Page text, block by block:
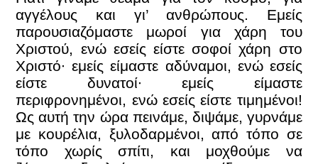
αγγέλους και γι’ ανθρώπους. Εμείς
παρουσιαζόμαστε μωροί για χάρη του
Χριστού, ενώ εσείς είστε σοφοί χάρη στο
Χριστό∙ εμείς είμαστε αδύναμοι, ενώ εσείς
είστε δυνατοί∙ εμείς είμαστε
περιφρονημένοι, ενώ εσείς είστε τιμημένοι!
Ως αυτή την ώρα πεινάμε, διψάμε, γυρνάμε
με κουρέλια, ξυλοδαρμένοι, από τόπο σε
τόπο χωρίς σπίτι, και μοχθούμε να